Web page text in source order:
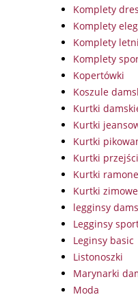
Komplety
Komplety
Komplety
Komplety
Kopertówki
Koszule
Kurtki
Kurtki
Kurtki
Kurtki
Kurtki
Kurtki zimowe
legginsy
Legginsy
Leginsy basic
Listonoszki
Marynarki
Moda